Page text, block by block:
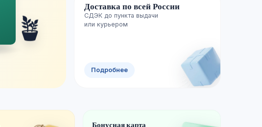
🪴
Каждую неделю пополняем каталог
изданиями — успейте первыми.
Хиты продаж
Доставка по всей России
СДЭК до пункта выдачи
или курьером
Подробнее
Бонусная карта